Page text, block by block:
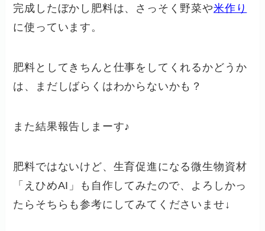
完成したぼかし肥料は、さっそく野菜や米作り
に使っています。
肥料としてきちんと仕事をしてくれるかどうか
は、まだしばらくはわからないかも？
また結果報告しまーす♪
肥料ではないけど、生育促進になる微生物資材
「えひめAI」も自作してみたので、よろしかっ
たらそちらも参考にしてみてくださいませ↓